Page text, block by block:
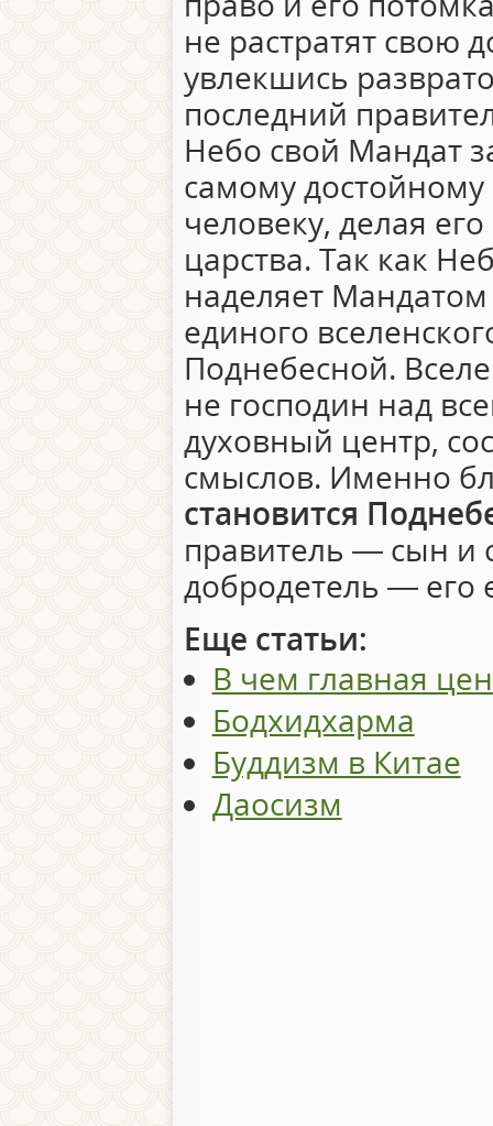
не растратят свою
увлекшись
последний
Небо свой Мандат
самому
человеку, делая
царства. Так как
наделяет
единого
Поднебесной.
не господин над
духовный центр,
смыслов. Именно
становится
правитель — сын и
добродетель — его
Еще статьи:
В чем главная
Бодхидхарма
Буддизм в Китае
Даосизм